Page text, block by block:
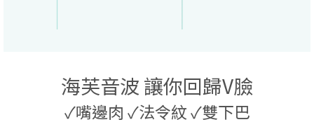
海芙音波 讓你回歸V臉
✓嘴邊肉 ✓法令紋✓雙下巴